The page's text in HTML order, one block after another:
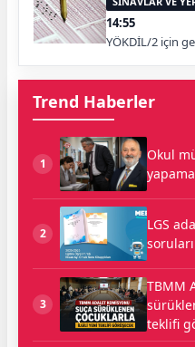
14:55
YÖKDİL/2 için
Trend Haberler
1
Okul
2
LGS
3
TBMM
teklifi